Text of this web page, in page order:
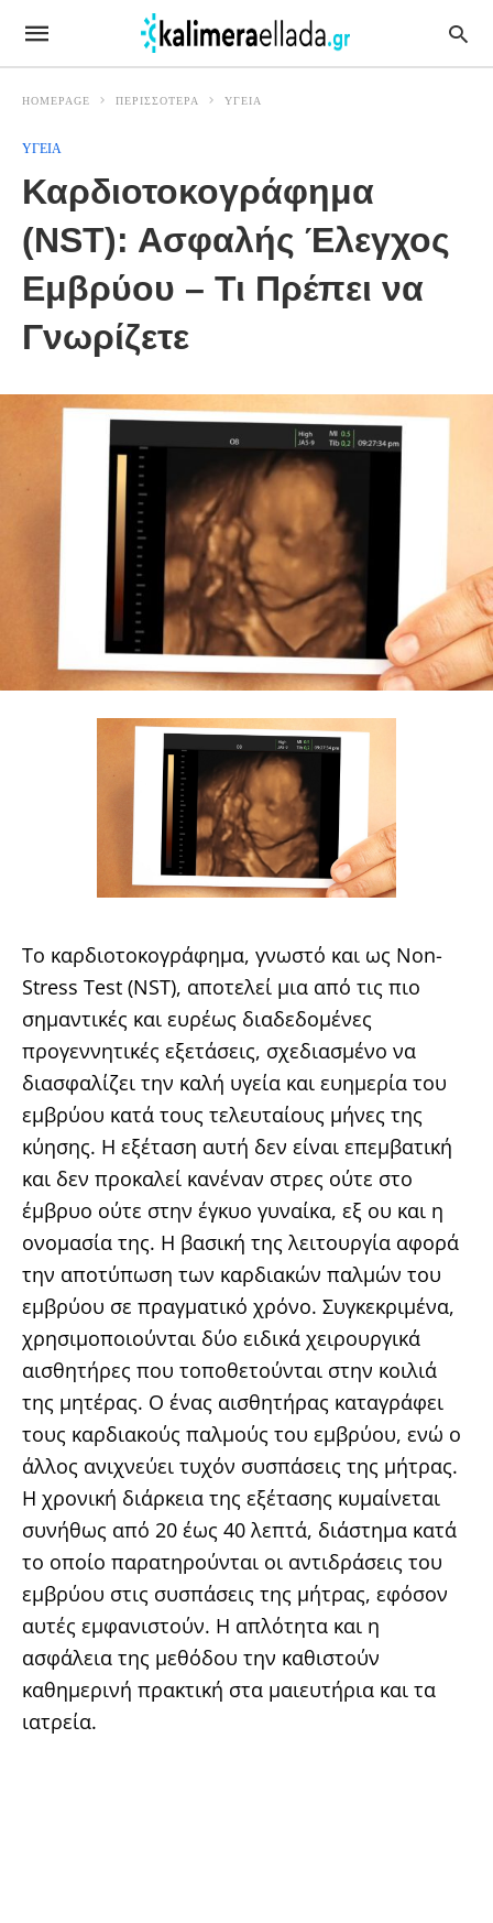
HOMEPAGE ΠΕΡΙΣΣΟΤΕΡΑ ΥΓΕΙΑ
ΥΓΕΙΑ
Καρδιοτοκογράφημα
(NST): Ασφαλής Έλεγχος
Εμβρύου – Τι Πρέπει να
Γνωρίζετε
Το καρδιοτοκογράφημα, γνωστό και ως Non-
Stress Test (NST), αποτελεί μια από τις πιο
σημαντικές και ευρέως διαδεδομένες
προγεννητικές εξετάσεις, σχεδιασμένο να
διασφαλίζει την καλή υγεία και ευημερία του
εμβρύου κατά τους τελευταίους μήνες της
κύησης. Η εξέταση αυτή δεν είναι επεμβατική
και δεν προκαλεί κανέναν στρες ούτε στο
έμβρυο ούτε στην έγκυο γυναίκα, εξ ου και η
ονομασία της. Η βασική της λειτουργία αφορά
την αποτύπωση των καρδιακών παλμών του
εμβρύου σε πραγματικό χρόνο. Συγκεκριμένα,
χρησιμοποιούνται δύο ειδικά χειρουργικά
αισθητήρες που τοποθετούνται στην κοιλιά
της μητέρας. Ο ένας αισθητήρας καταγράφει
τους καρδιακούς παλμούς του εμβρύου, ενώ ο
άλλος ανιχνεύει τυχόν συσπάσεις της μήτρας.
Η χρονική διάρκεια της εξέτασης κυμαίνεται
συνήθως από 20 έως 40 λεπτά, διάστημα κατά
το οποίο παρατηρούνται οι αντιδράσεις του
εμβρύου στις συσπάσεις της μήτρας, εφόσον
αυτές εμφανιστούν. Η απλότητα και η
ασφάλεια της μεθόδου την καθιστούν
καθημερινή πρακτική στα μαιευτήρια και τα
ιατρεία.